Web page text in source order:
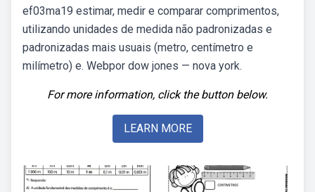
ef03ma19 estimar, medir e comparar comprimentos,
utilizando unidades de medida não padronizadas e
padronizadas mais usuais (metro, centímetro e
milímetro) e. Webpor dow jones — nova york.
For more information, click the button below.
LEARN MORE